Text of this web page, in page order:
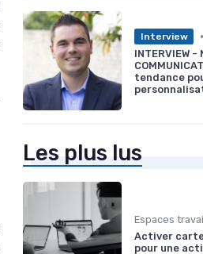
Interview •
INTERVIEW -
tendance
Les plus lus
Espaces
Activer
pour une